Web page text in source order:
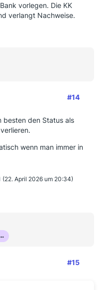
vorlegen. Die KK
verlangt Nachweise.
#14
besten den Status als
wenn man immer in
(22. April 2026 um 20:34)
(Ehrenmitglied)
#15